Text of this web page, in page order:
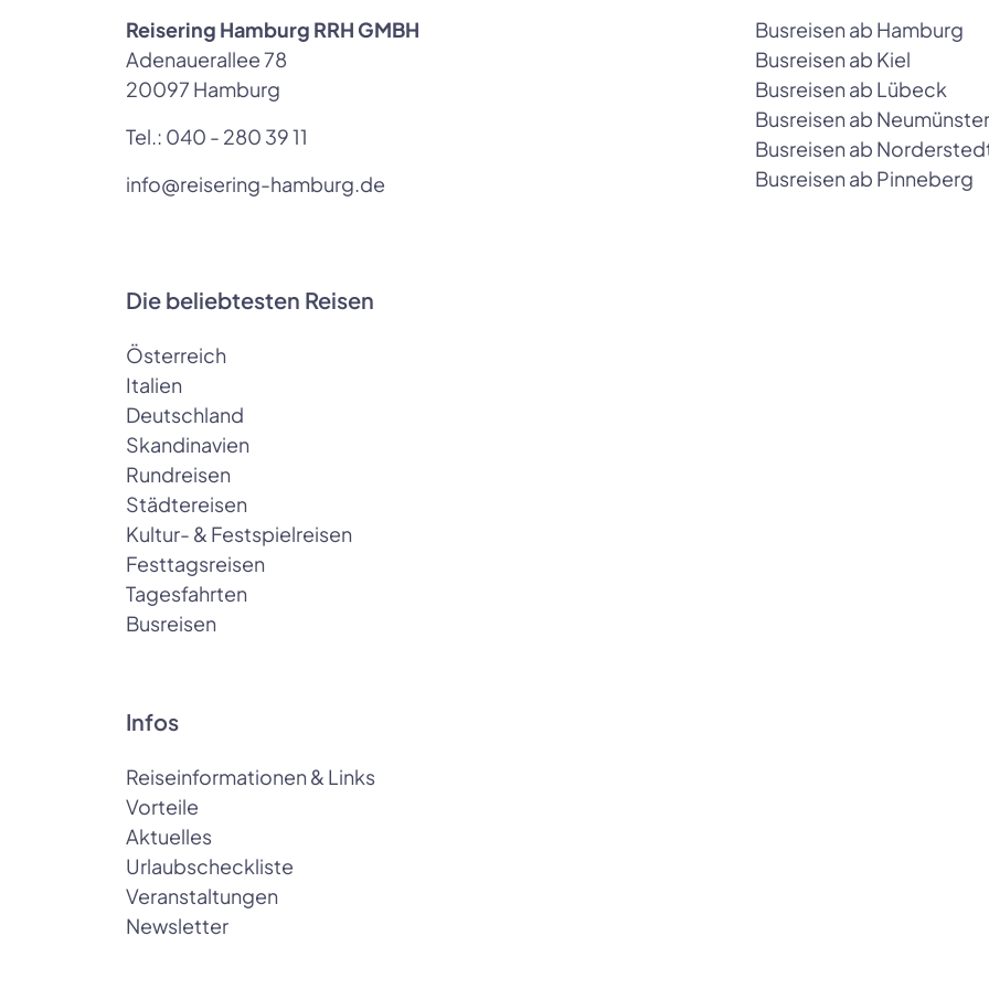
Reisering Hamburg RRH GMBH
Adenauerallee 78
20097 Hamburg
Tel.: 040 - 280 39 11
info@reisering-hamburg.de
Die beliebtesten Reisen
Österreich
Italien
Deutschland
Skandinavien
Rundreisen
Städtereisen
Kultur- & Festspielreisen
Festtagsreisen
Tagesfahrten
Busreisen
Infos
Reiseinformationen & Links
Vorteile
Aktuelles
Urlaubscheckliste
Veranstaltungen
Newsletter
Busreisen ab Hamburg
Busreisen ab Kiel
Busreisen ab Lübeck
Busreisen ab Neumünster
Busreisen ab
Busreisen ab Pinneberg